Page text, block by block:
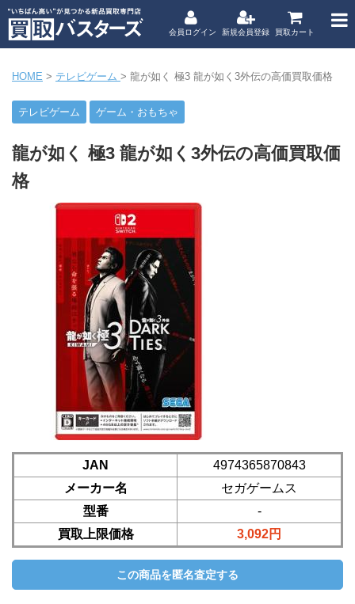
会員ログイン 新規会員登録 買取カート
HOME > テレビゲーム > 龍が如く 極3 龍が如く3外伝の高価買取価格
テレビゲーム ゲーム・おもちゃ
龍が如く 極3 龍が如く3外伝の高価買取価
格
JAN
4974365870843
メーカー名
セガゲームス
型番
-
買取上限価格
3,092円